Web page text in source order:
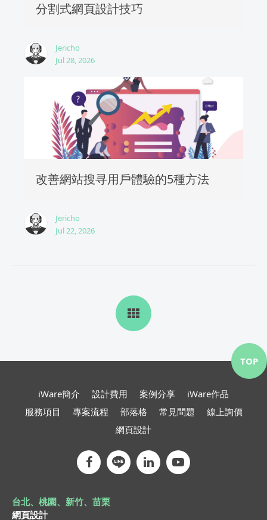
分割式網頁設計技巧
Jericho
Jul 28, 2026
改善網站搜寻用戶體驗的5種方法
Jericho
Jul 22, 2026
iWare簡介 設計費用 案例分享
iWare作品
服務項目
專案流程 部落格 常見問題
線上詢價
網頁設計
台北、桃園、新竹、苗栗
網頁設計
TOP